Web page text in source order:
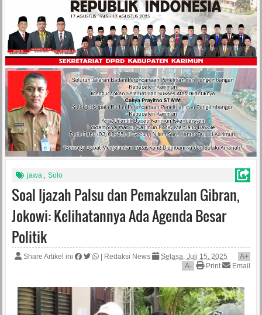
jawa , Solo
Soal Ijazah Palsu dan Pemakzulan Gibran,
Jokowi: Kelihatannya Ada Agenda Besar
Politik
Share Artikel ini Redaksi News Selasa, Juli 15, 2025 A+
A- Print Email